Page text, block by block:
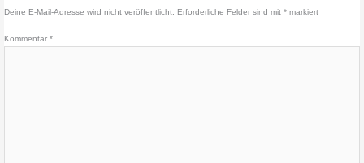
Deine E-Mail-Adresse wird nicht veröffentlicht. Erforderliche Felder sind mit* markiert
Kommentar*